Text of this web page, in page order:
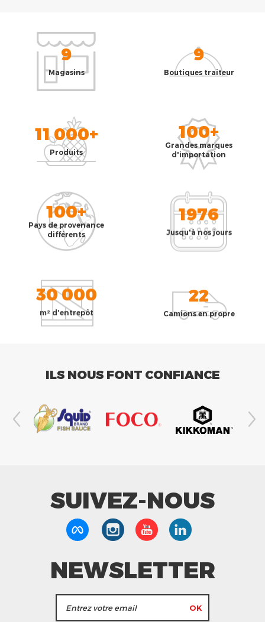
9
Magasins
9
Boutiques traiteur
11 000+
Produits
100+
Grandes marques
d'importation
100+
Pays de provenance
différents
1976
Jusqu'à nos jours
30 000
m² d'entrepôt
22
Camions en propre
ILS NOUS FONT CONFIANCE
SUIVEZ-NOUS
NEWSLETTER